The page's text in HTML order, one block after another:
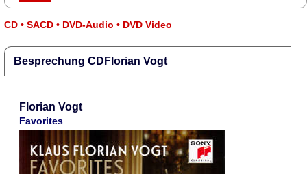
CD • SACD • DVD-Audio • DVD Video
Besprechung CDFlorian Vogt
Florian Vogt
Favorites